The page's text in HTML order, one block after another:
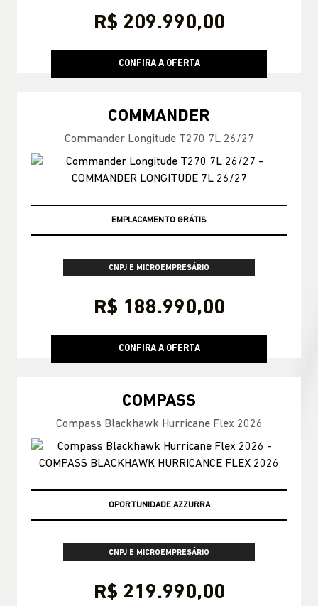
R$ 209.990,00
CONFIRA A OFERTA
COMMANDER
Commander Longitude T270 7L 26/27
OPORTUNIDADE AZZURRA
CNPJ E MICROEMPRESÁRIO
R$ 188.990,00
CONFIRA A OFERTA
COMPASS
Compass Blackhawk Hurricane Flex 2026
OPORTUNIDADE AZZURRA
CNPJ E MICROEMPRESÁRIO
R$ 219.990,00